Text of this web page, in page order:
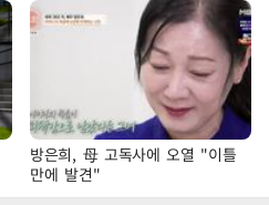
방은희, 母 고독사에 오열 "이틀
만에 발견"